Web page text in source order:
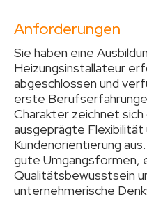
Anforderungen
Sie haben eine
Heizungsinstallateur
abgeschlossen und
erste
Charakter zeichnet sich
ausgeprägte Flexibilität
Kundenorientierung
gute Umgangsformen,
Qualitätsbewusstsein
unternehmerische